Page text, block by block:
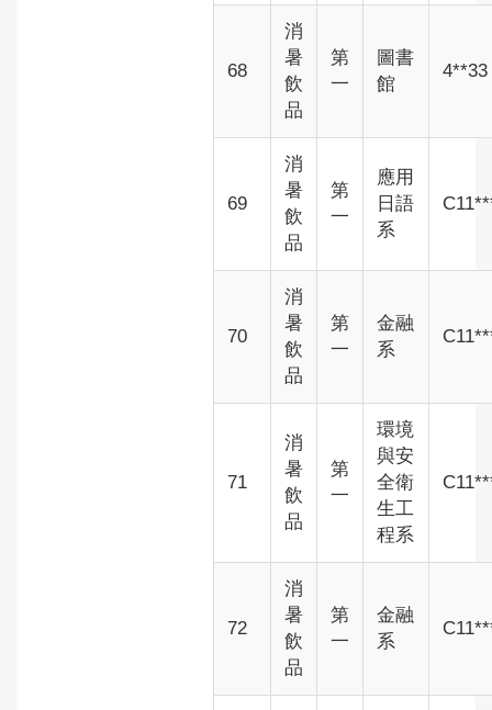
68
消
暑
飲
品
第
一
圖書
館
4**33
69
消
暑
飲
品
第
一
應用
日語
系
70
消
暑
飲
品
第
一
金融
系
71
消
暑
飲
品
第
一
環境
與安
全衛
生工
程系
72
消
暑
飲
品
第
一
金融
系